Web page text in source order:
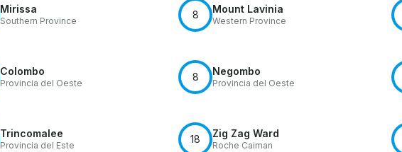
Mirissa
Southern Province
8 Mount Lavinia
Western Province
Colombo
Provincia del Oeste
8 Negombo
Provincia del Oeste
Trincomalee
Provincia del Este
18 Zig Zag Ward
Roche Caiman